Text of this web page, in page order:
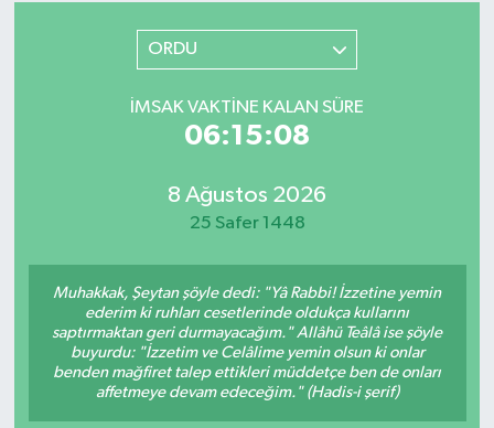
ORDU
İMSAK VAKTINE KALAN SÜRE
06:15:08
8 Ağustos 2026
25 Safer 1448
Muhakkak, Şeytan şöyle dedi: "Yâ Rabbi! İzzetine yemin
ederim ki ruhları cesetlerinde oldukça kullarını
saptırmaktan geri durmayacağım." Allâhü Teâlâ ise şöyle
buyurdu: "İzzetim ve Celâlime yemin olsun ki onlar
benden mağfiret talep ettikleri müddetçe ben de onları
affetmeye devam edeceğim." (Hadis-i şerif)
Savunma - Teknoloji
Tüm Manşetler
Son Dakika Haberleri